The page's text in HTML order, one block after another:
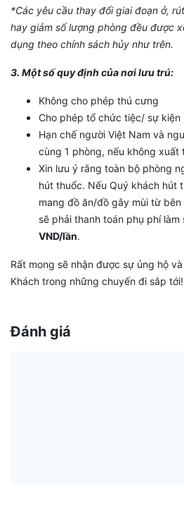
*Các yêu cầu thay đổi giai đoạn ở,
hay giảm số lượng phòng đều được
dụng theo chính sách hủy như trên.
3. Một số quy định của nơi lưu trú:
Không cho phép thú cưng
Cho phép tổ chức tiệc/ sự kiện
Hạn chế người Việt Nam và
cùng 1 phòng, nếu không
Xin lưu ý rằng toàn bộ phòng
hút thuốc. Nếu Quý khách hút
mang đồ ăn/đồ gây mùi từ
sẽ phải thanh toán phụ phí làm
VND/lần.
Rất mong sẽ nhận được sự ủng hộ
Khách trong những chuyến đi sắp tới!
Đánh giá